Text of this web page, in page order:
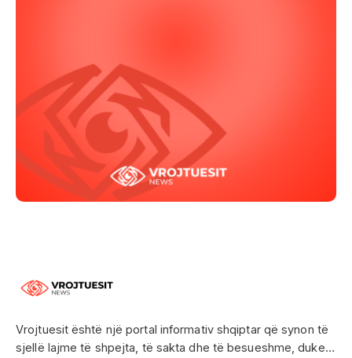
Vrojtuesit është një portal informativ shqiptar që synon të
sjellë lajme të shpejta, të sakta dhe të besueshme, duke